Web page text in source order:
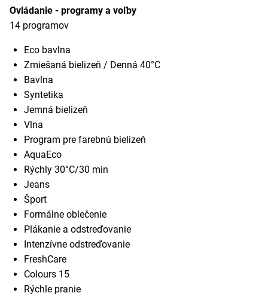
Ovládanie - programy a voľby
14 programov
Eco bavlna
Zmiešaná bielizeň / Denná 40°C
Bavlna
Syntetika
Jemná bielizeň
Vlna
Program pre farebnú bielizeň
AquaEco
Rýchly 30°C/30 min
Jeans
Šport
Formálne oblečenie
Plákanie a odstreďovanie
Intenzívne odstreďovanie
FreshCare
Colours 15
Rýchle pranie